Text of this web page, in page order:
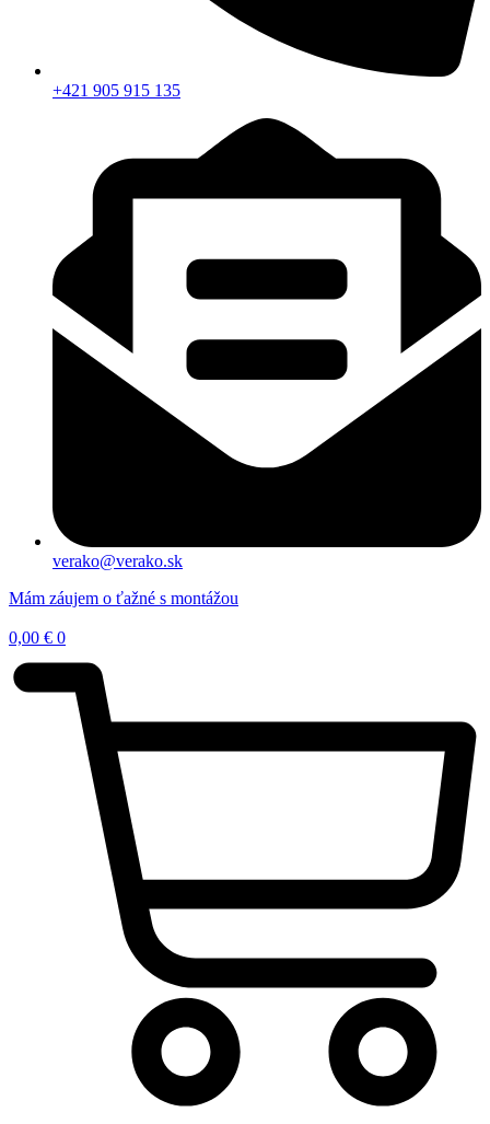
+421 905 915 135
verako@verako.sk
Mám záujem o ťažné s montážou
0,00 € 0